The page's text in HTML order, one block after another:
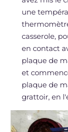
une
casserole,
en contact
plaque de
et
plaque de
grattoir, en